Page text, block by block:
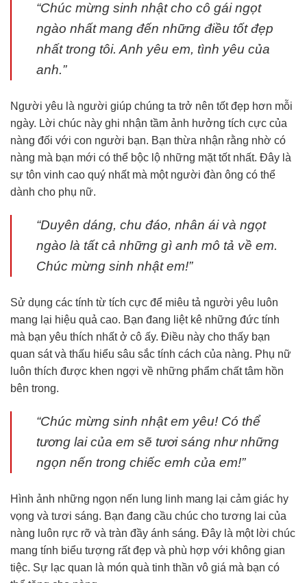
“Chúc mừng sinh nhật cho cô gái ngọt
ngào nhất mang đến những điều tốt đẹp
nhất trong tôi. Anh yêu em, tình yêu của
anh.”
Người yêu là người giúp chúng ta trở nên tốt đẹp hơn mỗi
ngày. Lời chúc này ghi nhận tầm ảnh hưởng tích cực của
nàng đối với con người bạn. Bạn thừa nhận rằng nhờ có
nàng mà bạn mới có thể bộc lộ những mặt tốt nhất. Đây là
sự tôn vinh cao quý nhất mà một người đàn ông có thể
dành cho phụ nữ.
“Duyên dáng, chu đáo, nhân ái và ngọt
ngào là tất cả những gì anh mô tả về em.
Chúc mừng sinh nhật em!”
Sử dụng các tính từ tích cực để miêu tả người yêu luôn
mang lại hiệu quả cao. Bạn đang liệt kê những đức tính
mà bạn yêu thích nhất ở cô ấy. Điều này cho thấy bạn
quan sát và thấu hiểu sâu sắc tính cách của nàng. Phụ nữ
luôn thích được khen ngợi về những phẩm chất tâm hồn
bên trong.
“Chúc mừng sinh nhật em yêu! Có thể
tương lai của em sẽ tươi sáng như những
ngọn nến trong chiếc emh của em!”
Hình ảnh những ngọn nến lung linh mang lại cảm giác hy
vọng và tươi sáng. Bạn đang cầu chúc cho tương lai của
nàng luôn rực rỡ và tràn đầy ánh sáng. Đây là một lời chúc
mang tính biểu tượng rất đẹp và phù hợp với không gian
tiệc. Sự lạc quan là món quà tinh thần vô giá mà bạn có